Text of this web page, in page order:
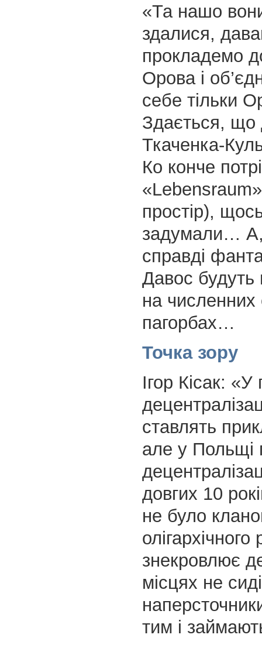
«Та нашо
здалися,
прокладемо
Орова і
себе тільки
Здається, що
Ткаченка-
Ко конче
простір),
задумали…
справді
Давос будуть
на численних
пагорбах…
Точка зору
Ігор Кісак: «У
ставлять
але у Польщі
довгих 10
не було
знекровлює
місцях не
тим і